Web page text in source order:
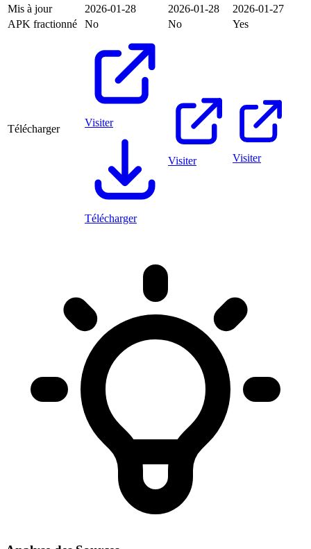
Mis à jour 2026-01-28 2026-01-28
2026-01-27
APK fractionné
No No Yes
Télécharger
Visiter
Télécharger
Visiter Visiter